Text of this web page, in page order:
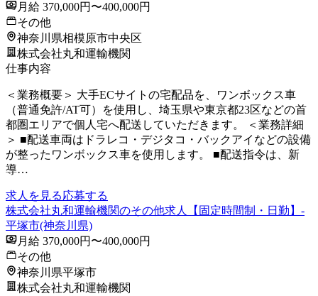
月給 370,000円〜400,000円
その他
神奈川県相模原市中央区
株式会社丸和運輸機関
仕事内容
＜業務概要＞ 大手ECサイトの宅配品を、ワンボックス車
（普通免許/AT可）を使用し、埼玉県や東京都23区などの首
都圏エリアで個人宅へ配送していただきます。 ＜業務詳細
＞ ■配送車両はドラレコ・デジタコ・バックアイなどの設備
が整ったワンボックス車を使用します。 ■配送指令は、新
導…
求人を見る応募する
株式会社丸和運輸機関のその他求人【固定時間制・日勤】-
平塚市(神奈川県)
月給 370,000円〜400,000円
その他
神奈川県平塚市
株式会社丸和運輸機関